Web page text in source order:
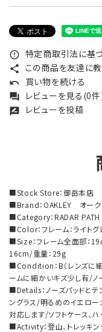
error_outline 特定商取引法に基
share この商品を友達に
undo 買い物を続ける
forum レビューを見る(0
rate_review レビューを投稿
■Stock Store：御岳本店
■Brand：OAKLEY オーク
■Category：RADAR PATH
■Color：フレーム：ライト
■Size：フレーム全面部：
16cm/重量：29g
■Condition：B（レンズに
ームに細かいキズ少し有/ノ
■Details：ノーズパッドとテ
ングラス/明るめのイエロー
対応します/ソフトケース、
■Activity：登山、トレッキン